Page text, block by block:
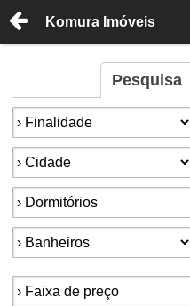
Komura Imóveis
Pesquisa
Finalidade:
Cidade:
Dormitórios:
Banheiros:
Faixa de preço: